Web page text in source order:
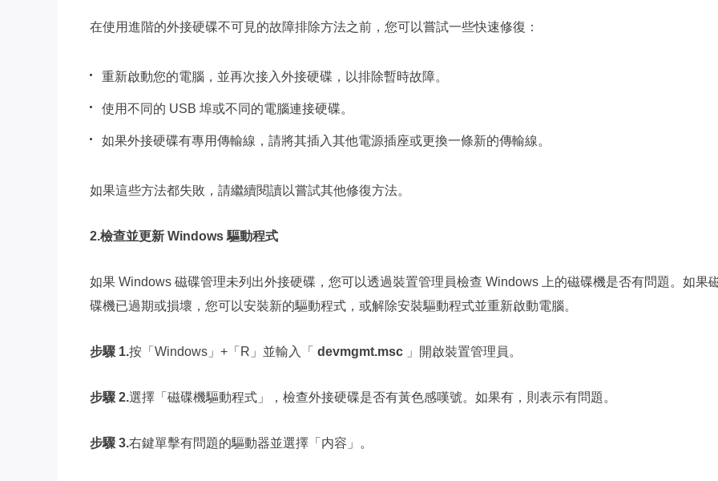
在使用進階的外接硬碟不可見的故障排除方法之前，您可以嘗試一些快速修復：
重新啟動您的電腦，並再次接入外接硬碟，以排除暫時故障。
使用不同的 USB 埠或不同的電腦連接硬碟。
如果外接硬碟有專用傳輸線，請將其插入其他電源插座或更換一條新的傳輸線。
如果這些方法都失敗，請繼續閱讀以嘗試其他修復方法。
2.檢查並更新 Windows 驅動程式
如果 Windows 磁碟管理未列出外接硬碟，您可以透過裝置管理員檢查 Windows 上的磁碟機是否有問題。如果
碟機已過期或損壞，您可以安裝新的驅動程式，或解除安裝驅動程式並重新啟動電腦。
步驟 1.按「Windows」+「R」並輸入「 devmgmt.msc 」開啟裝置管理員。
步驟 2.選擇「磁碟機驅動程式」，檢查外接硬碟是否有黃色感嘆號。如果有，則表示有問題。
步驟 3.右鍵單擊有問題的驅動器並選擇「内容」。